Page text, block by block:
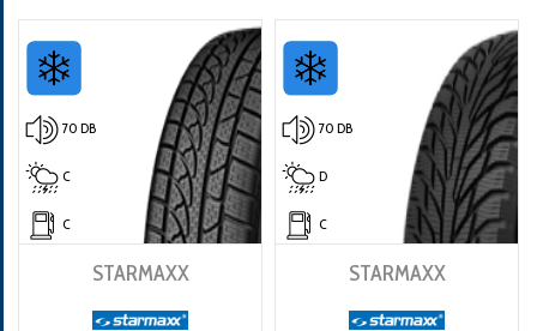
70 DB
C
C
STARMAXX
70 DB
D
C
STARMAXX